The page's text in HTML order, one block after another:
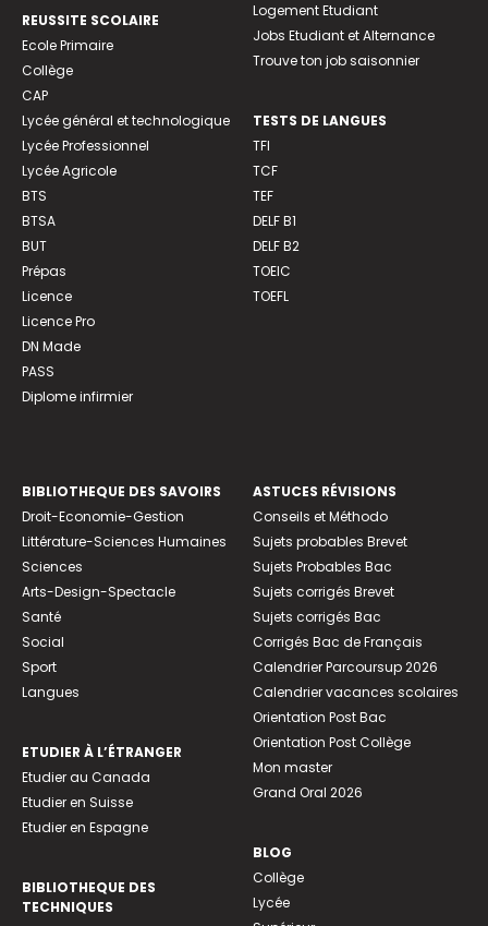
REUSSITE SCOLAIRE
Ecole Primaire
Collège
CAP
Lycée général et technologique
Lycée Professionnel
Lycée Agricole
BTS
BTSA
BUT
Prépas
Licence
Licence Pro
DN Made
PASS
Diplome infirmier
Logement Etudiant
Jobs Etudiant et Alternance
Trouve ton job saisonnier
TESTS DE LANGUES
TFI
TCF
TEF
DELF B1
DELF B2
TOEIC
TOEFL
BIBLIOTHEQUE DES SAVOIRS
Droit-Economie-Gestion
Littérature-Sciences Humaines
Sciences
Arts-Design-Spectacle
Santé
Social
Sport
Langues
ETUDIER À L’ÉTRANGER
Etudier au Canada
Etudier en Suisse
Etudier en Espagne
BIBLIOTHEQUE DES
TECHNIQUES
ASTUCES RÉVISIONS
Conseils et Méthodo
Sujets probables Brevet
Sujets Probables Bac
Sujets corrigés Brevet
Sujets corrigés Bac
Corrigés Bac de Français
Calendrier Parcoursup 2026
Calendrier vacances scolaires
Orientation Post Bac
Orientation Post Collège
Mon master
Grand Oral 2026
BLOG
Collège
Lycée